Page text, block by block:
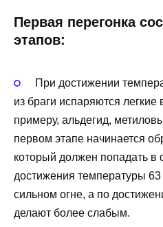
Первая перегонка
этапов:
При достижении
из браги испаряются
примеру, альдегид,
первом этапе начинается
который должен попадать в
достижения температуры 63
сильном огне, а по
делают более слабым.